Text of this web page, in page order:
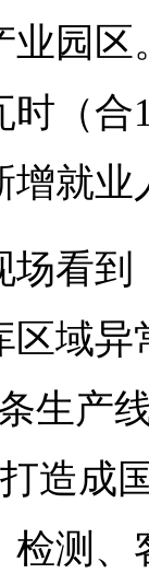
业园
时（合
增就业
场看
区域
生产
造成
检测